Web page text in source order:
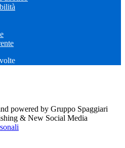
volte
powered by Gruppo Spaggiari
& New Social Media